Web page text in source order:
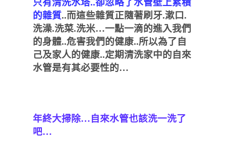
只有清洗水塔..卻忽略了水管壁上累積
的雜質..而這些雜質正隨著刷牙.漱口 .
洗澡.洗菜.洗米…一點一滴的進入我們
的身體..危害我們的健康..所以為了自
己及家人的健康..定期清洗家中的自來
水管是有其必要性的…
年終大掃除…自來水管也該洗一洗了
吧…